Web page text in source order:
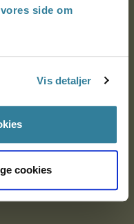
vores side om
Vis detaljer
cookies